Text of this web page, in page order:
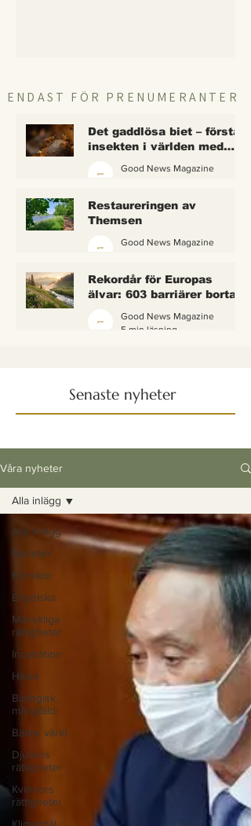
ENDAST FÖR PRENUMERANTER
Det gaddlösa biet – första
insekten i världen med
Good News Magazine
Restaureringen av
Themsen
Good News Magazine
Rekordår för Europas
älvar: 603 barriärer borta
igen
Good News Magazine
5 min läsning
Senaste nyheter
Våra nyheter
Alla inlägg
Nyheter
Krönikor
Engelska
Mänskliga
rättigheter
Inspiration
Hälsa
Biologisk
mångfald
Bättre värld
Djurens
rättigheter
Kvinnors
rättigheter
Alla inlägg